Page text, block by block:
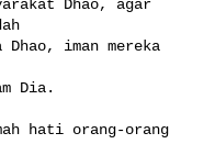
Dhao, agar
iman mereka
Dia.
hati orang-orang